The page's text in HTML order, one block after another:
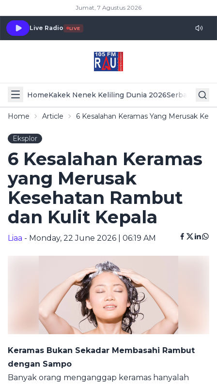
Jumat, 7 Agustus 2026
Live Radio LIVE
HomeKakek Nenek Keliling Dunia 2026Serba Serbi
Home Article 6 Kesalahan Keramas Yang Merusak
Eksplor
6 Kesalahan Keramas
yang Merusak
Kesehatan Rambut
dan Kulit Kepala
Liaa - Monday, 22 June 2026 | 06:19 AM
Keramas Bukan Sekadar Membasahi Rambut
dengan Sampo
Banyak orang menganggap keramas hanyalah